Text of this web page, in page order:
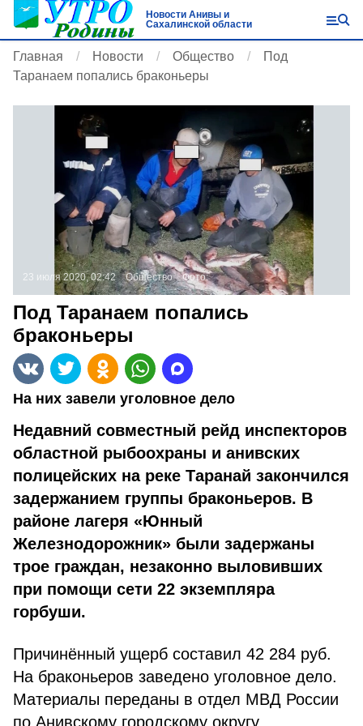
Новости Анивы и
Сахалинской области
Главная Новости Общество
Под
Таранаем попались браконьеры
23 июля 2020, 02:42 Общество Фото:
Под Таранаем попались
браконьеры
На них завели уголовное дело
Недавний совместный рейд инспекторов
областной рыбоохраны и анивских
полицейских на реке Таранай закончился
задержанием группы браконьеров. В
районе лагеря «Юнный
Железнодорожник» были задержаны
трое граждан, незаконно выловивших
при помощи сети 22 экземпляра
горбуши.
Причинённый ущерб составил 42 284 руб.
На браконьеров заведено уголовное дело.
Материалы переданы в отдел МВД России
по Анивскому городскому округу.